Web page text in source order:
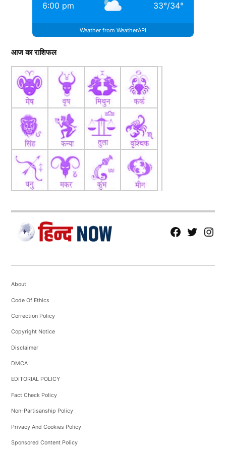
6:00 pm 33°/34°
Weather from WeatherAPI
आज का राशिफल
fb Tw tw
About
Code Of Ethics
Correction Policy
Copyright Notice
Disclaimer
DMCA
EDITORIAL POLICY
Fact Check Policy
Non-Partisanship Policy
Privacy And Cookies Policy
Sponsored Content Policy